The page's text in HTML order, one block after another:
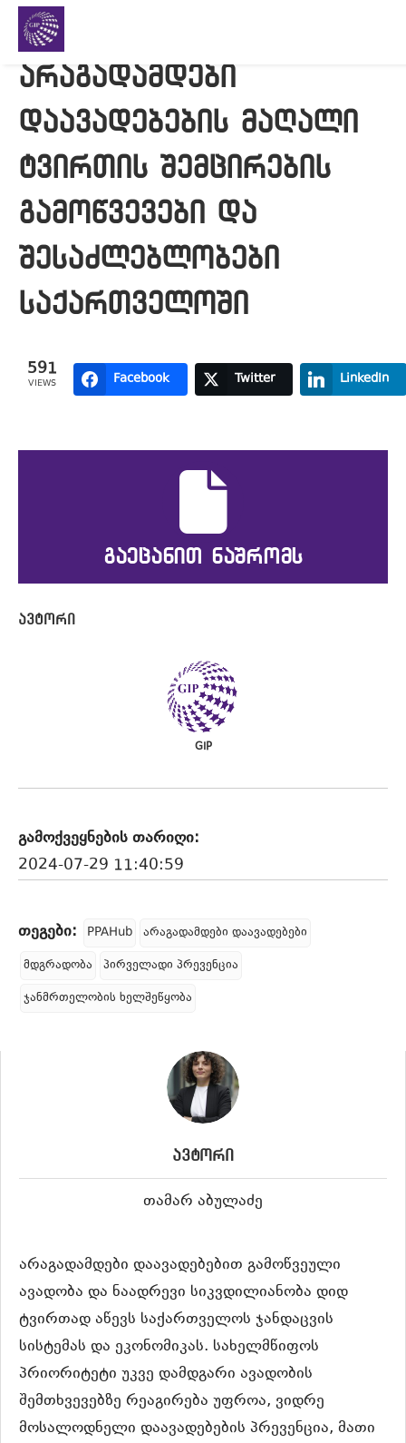
არაგადამდები
დაავადებების მაღალი
ტვირთის შემცირების
გამოწვევები და
შესაძლებლობები
საქართველოში
591
VIEWS Facebook Twitter LinkedIn
გაეცანით ნაშრომს
GIP
გამოქვეყნების თარიღი:
2024-07-29 11:40:59
თეგები: PPAHub არაგადამდები დაავადებები
მდგრადობა
პირველადი პრევენცია
ჯანმრთელობის ხელშეწყობა
ავტორი
თამარ აბულაძე
არაგადამდები დაავადებებით გამოწვეული
ავადობა და ნაადრევი სიკვდილიანობა დიდ
ტვირთად აწევს საქართველოს ჯანდაცვის
სისტემას და ეკონომიკას. სახელმწიფოს
პრიორიტეტი უკვე დამდგარი ავადობის
შემთხვევებზე რეაგირება უფროა, ვიდრე
მოსალოდნელი დაავადებების პრევენცია, მათი